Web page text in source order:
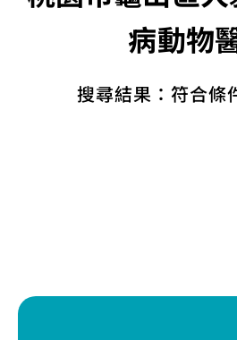
病動物
搜尋結果：符合條